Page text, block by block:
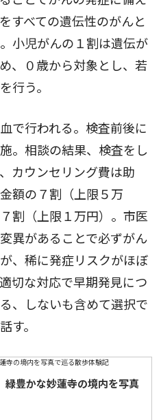
すべての遺伝性のがんと
小児がんの１割は遺伝が
、０歳から対象とし、若
行う。
で行われる。検査前後に
。相談の結果、検査をし
カウンセリング費は助
額の７割（上限５万
割（上限１万円）。市医
異があることで必ずがん
、稀に発症リスクがほぼ
切な対応で早期発見につ
、しないも含めて選択で
す。
緑豊かな妙蓮寺の境内を写真